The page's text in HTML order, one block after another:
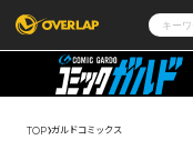
コミック
LiQulle
TOP ガルドコミックス